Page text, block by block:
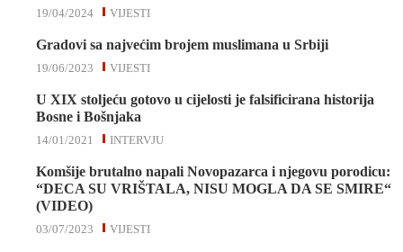
VIJESTI
19/04/2024
Gradovi sa najvećim brojem muslimana u Srbiji
VIJESTI
19/06/2023
U XIX stoljeću gotovo u cijelosti je falsificirana historija
Bosne i Bošnjaka
INTERVJU
14/01/2021
Komšije brutalno napali Novopazarca i njegovu porodicu:
“DECA SU VRIŠTALA, NISU MOGLA DA SE SMIRE“
(VIDEO)
VIJESTI
03/07/2023